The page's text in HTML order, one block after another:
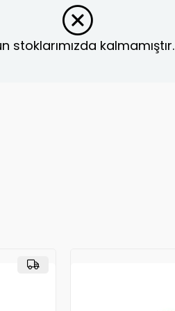
stoklarımızda kalmamıştır.